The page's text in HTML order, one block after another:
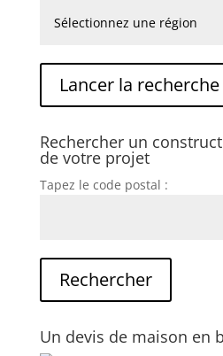
Rechercher un
de votre projet
Tapez le code postal :
Un devis de maison en